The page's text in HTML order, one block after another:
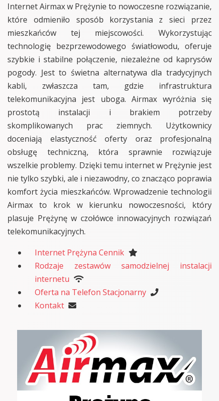
Internet Airmax w Prężynie to nowoczesne rozwiązanie,
które odmieniło sposób korzystania z sieci przez
mieszkańców tej miejscowości. Wykorzystując
technologię bezprzewodowego światłowodu, oferuje
szybkie i stabilne połączenie, niezależne od kaprysów
pogody. Jest to świetna alternatywa dla tradycyjnych
kabli, zwłaszcza tam, gdzie infrastruktura
telekomunikacyjna jest uboga. Airmax wyróżnia się
prostotą instalacji i brakiem potrzeby
skomplikowanych prac ziemnych. Użytkownicy
doceniają elastyczność oferty oraz profesjonalną
obsługę techniczną, która sprawnie rozwiązuje
wszelkie problemy. Dzięki temu internet w Prężynie jest
nie tylko szybki, ale i niezawodny, co znacząco poprawia
komfort życia mieszkańców. Wprowadzenie technologii
Airmax to krok w kierunku nowoczesności, który
plasuje Prężynę w czołówce innowacyjnych rozwiązań
telekomunikacyjnych.
Internet Prężyna Cennik
Rodzaje zestawów samodzielnej instalacji
internetu
Oferta na Telefon Stacjonarny
Kontakt